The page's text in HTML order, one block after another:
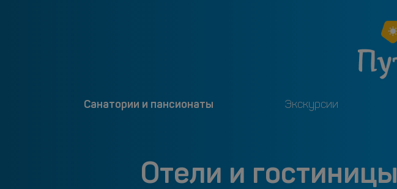
Санатории и пансионаты Экскурсии
Отели и